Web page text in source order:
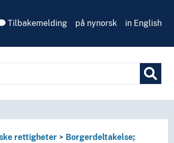
Tilbakemelding på nynorsk in English
rettigheter
Borgerdeltakelse;